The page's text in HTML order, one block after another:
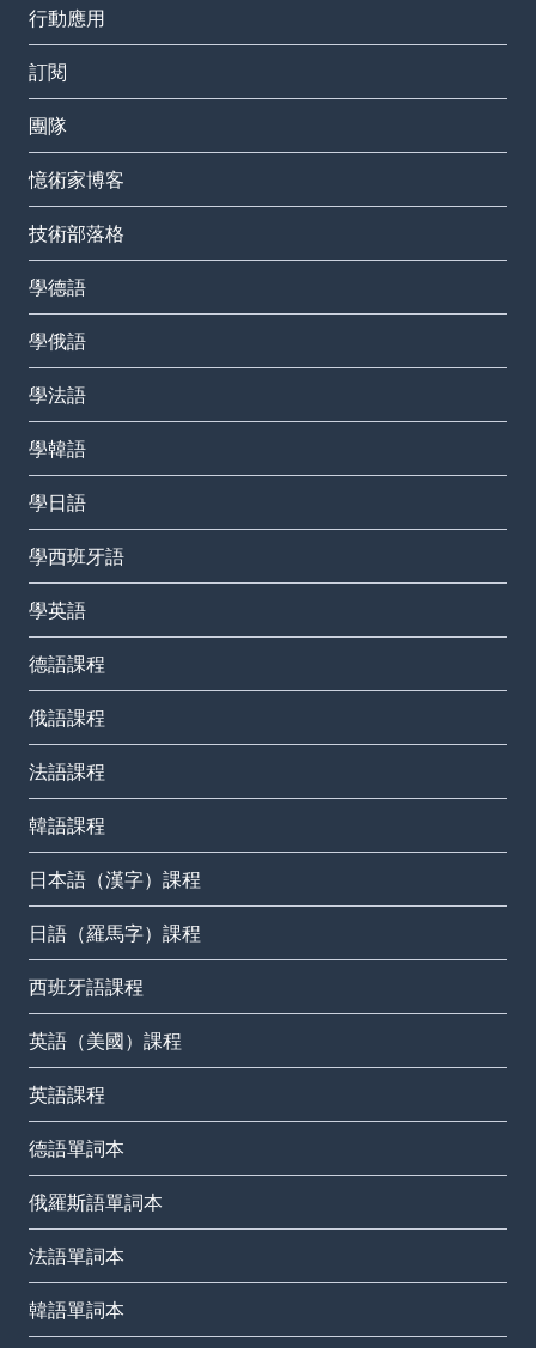
行動應用
訂閱
團隊
憶術家博客
技術部落格
學德語
學俄語
學法語
學韓語
學日語
學西班牙語
學英語
德語課程
俄語課程
法語課程
韓語課程
日本語（漢字）課程
日語（羅馬字）課程
西班牙語課程
英語（美國）課程
英語課程
德語單詞本
俄羅斯語單詞本
法語單詞本
韓語單詞本